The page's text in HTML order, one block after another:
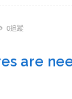
0追蹤
are